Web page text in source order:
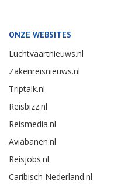
ONZE WEBSITES
Luchtvaartnieuws.nl
Zakenreisnieuws.nl
Triptalk.nl
Reisbizz.nl
Reismedia.nl
Aviabanen.nl
Reisjobs.nl
Caribisch Nederland.nl